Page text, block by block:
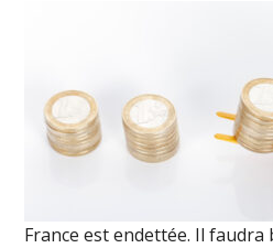
France est endettée. Il